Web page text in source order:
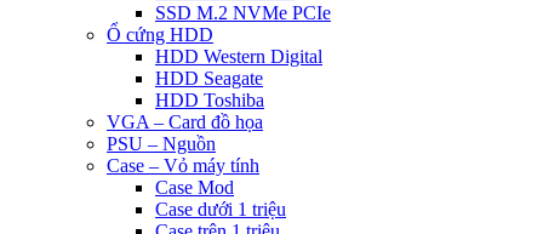
SSD M.2 NVMe PCIe
Ổ cứng HDD
HDD Western Digital
HDD Seagate
HDD Toshiba
VGA – Card đồ họa
PSU – Nguồn
Case – Vỏ máy tính
Case Mod
Case dưới 1 triệu